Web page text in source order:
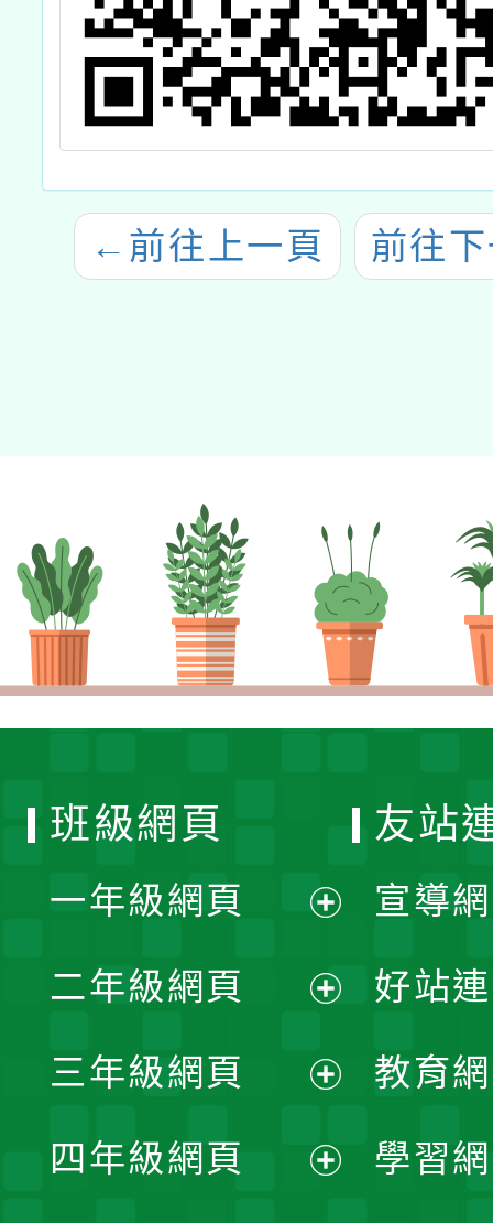
← 前往上一頁 前往
班級網頁
一年級網頁
開
選
單
二年級網頁
開
選
三年級網頁
開
四年級網頁
友站
宣導
好站
教育
學習